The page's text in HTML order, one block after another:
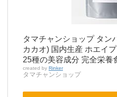
タマチャンショップ タン
カカオ) 国内生産 ホエイ
25種の美容成分 完全栄養
created by Rinker
タマチャンショップ